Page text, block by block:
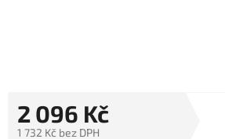
2 096 Kč
1 732 Kč bez DPH